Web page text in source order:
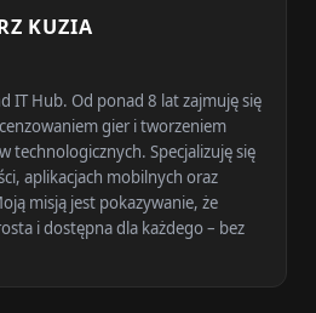
KUZIA
IT Hub. Od ponad 8 lat zajmuję się
gier i tworzeniem
technologicznych. Specjalizuję się
aplikacjach mobilnych oraz
misją jest pokazywanie, że
i dostępna dla każdego – bez